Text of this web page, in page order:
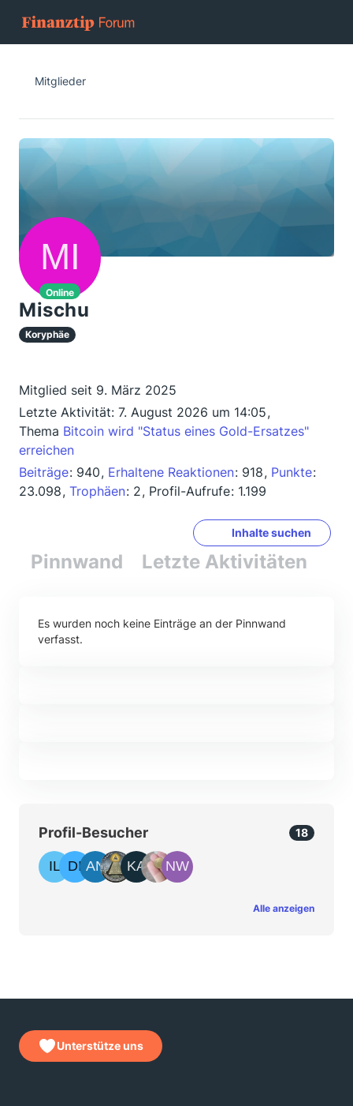
Mitglieder
Online
Mischu
Koryphäe
Mitglied seit 9. März 2025
Letzte Aktivität: 7. August 2026 um 14:05
Thema Bitcoin wird "Status eines Gold-Ersatzes"
erreichen
Beiträge 940 Erhaltene Reaktionen 918 Punkte
23.098 Trophäen 2 Profil-Aufrufe 1.199
Inhalte suchen
Pinnwand Letzte Aktivitäten
Es wurden noch keine Einträge an der Pinnwand
verfasst.
Profil-Besucher 18
Alle anzeigen
Unterstütze uns